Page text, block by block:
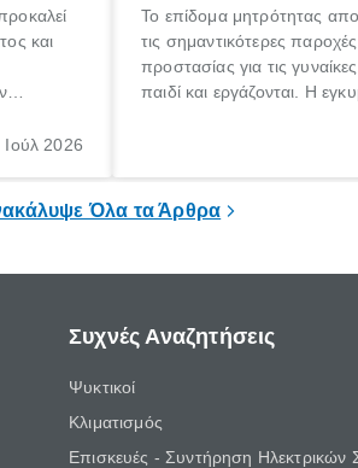
και
Ιούλ 2026
Το επίδομα μητρότητας
τις σημαντικότερες
προστασίας για τις
παιδί και εργάζονται. Η
σημαντική περίοδος στη
Όλα τα Άρθρα
Συχνές Αναζητήσεις
Ψυκτικοί
Κλιματισμός
Επισκευές - Συντήρηση Ηλεκτρικών